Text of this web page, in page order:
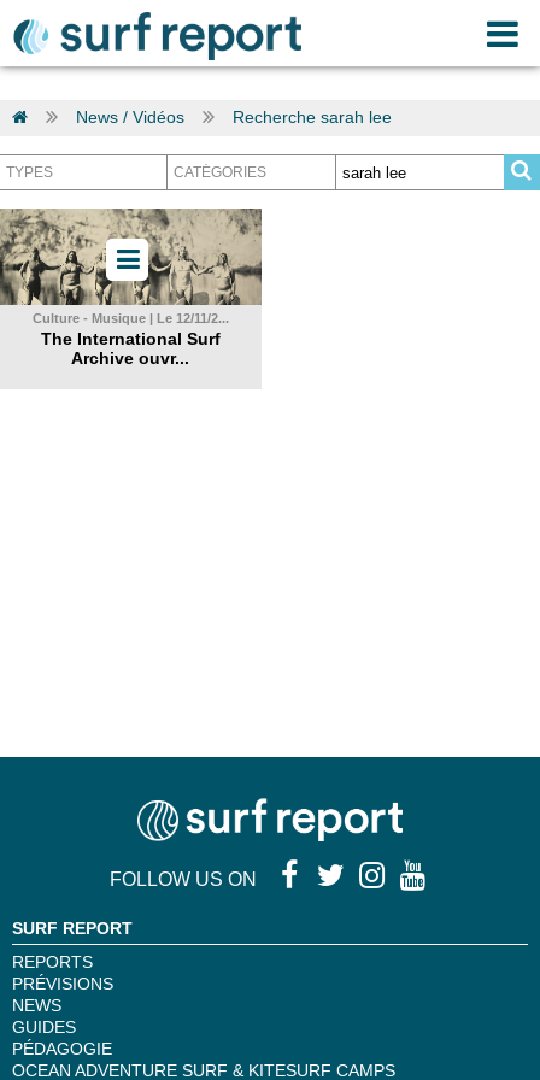
News / Vidéos Recherche sarah lee
Culture - Musique | Le 12/11/2...
The International Surf
Archive ouvr...
FOLLOW US ON
SURF REPORT
REPORTS
PRÉVISIONS
NEWS
GUIDES
PÉDAGOGIE
OCEAN ADVENTURE SURF & KITESURF CAMPS